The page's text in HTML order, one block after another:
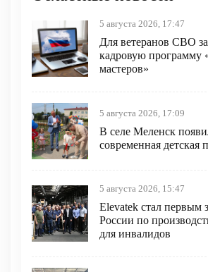
5 августа 2026, 17:47
Для ветеранов СВО
кадровую программу
мастеров»
5 августа 2026, 17:09
В селе Меленск
современная детская
5 августа 2026, 15:47
Elevatek стал первым
России по
для инвалидов